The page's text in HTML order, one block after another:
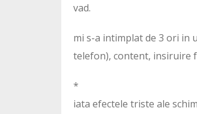
vad.
mi s-a intimplat de 3 ori in
telefon), content, insiruire
*
iata efectele triste ale